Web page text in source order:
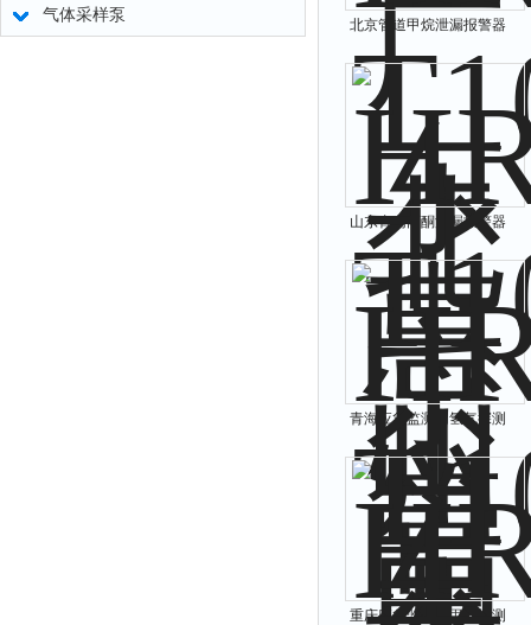
气体采样泵
北京管道甲烷泄漏报警器
山东青岛丙酮泄漏报警器
青海应急监测用氢气探测
重庆应急监测用甲苯探测